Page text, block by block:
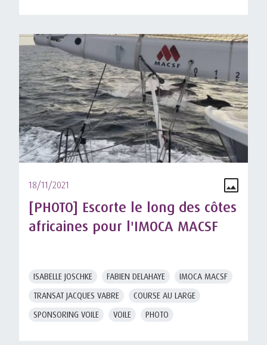
18/11/2021
[PHOTO] Escorte le long des côtes
africaines pour l'IMOCA MACSF
ISABELLE JOSCHKE FABIEN DELAHAYE
IMOCA MACSF
TRANSAT JACQUES VABRE
COURSE AU LARGE
SPONSORING VOILE
VOILE PHOTO